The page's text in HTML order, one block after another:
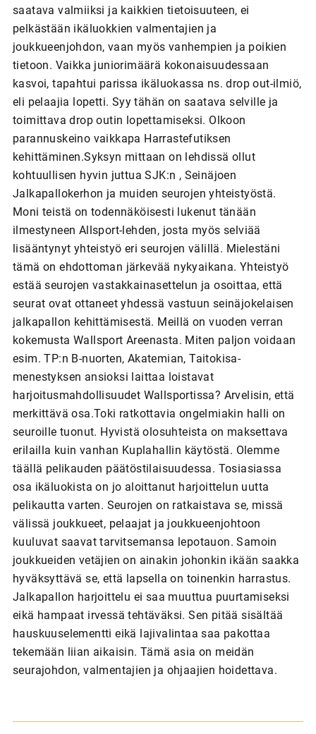
saatava valmiiksi ja kaikkien tietoisuuteen, ei
pelkästään ikäluokkien valmentajien ja
joukkueenjohdon, vaan myös vanhempien ja poikien
tietoon. Vaikka juniorimäärä kokonaisuudessaan
kasvoi, tapahtui parissa ikäluokassa ns. drop out-ilmiö,
eli pelaajia lopetti. Syy tähän on saatava selville ja
toimittava drop outin lopettamiseksi. Olkoon
parannuskeino vaikkapa Harrastefutiksen
kehittäminen.Syksyn mittaan on lehdissä ollut
kohtuullisen hyvin juttua SJK:n , Seinäjoen
Jalkapallokerhon ja muiden seurojen yhteistyöstä.
Moni teistä on todennäköisesti lukenut tänään
ilmestyneen Allsport-lehden, josta myös selviää
lisääntynyt yhteistyö eri seurojen välillä. Mielestäni
tämä on ehdottoman järkevää nykyaikana. Yhteistyö
estää seurojen vastakkainasettelun ja osoittaa, että
seurat ovat ottaneet yhdessä vastuun seinäjokelaisen
jalkapallon kehittämisestä. Meillä on vuoden verran
kokemusta Wallsport Areenasta. Miten paljon voidaan
esim. TP:n B-nuorten, Akatemian, Taitokisa-
menestyksen ansioksi laittaa loistavat
harjoitusmahdollisuudet Wallsportissa? Arvelisin, että
merkittävä osa.Toki ratkottavia ongelmiakin halli on
seuroille tuonut. Hyvistä olosuhteista on maksettava
erilailla kuin vanhan Kuplahallin käytöstä. Olemme
täällä pelikauden päätöstilaisuudessa. Tosiasiassa
osa ikäluokista on jo aloittanut harjoittelun uutta
pelikautta varten. Seurojen on ratkaistava se, missä
välissä joukkueet, pelaajat ja joukkueenjohtoon
kuuluvat saavat tarvitsemansa lepotauon. Samoin
joukkueiden vetäjien on ainakin johonkin ikään saakka
hyväksyttävä se, että lapsella on toinenkin harrastus.
Jalkapallon harjoittelu ei saa muuttua puurtamiseksi
eikä hampaat irvessä tehtäväksi. Sen pitää sisältää
hauskuuselementti eikä lajivalintaa saa pakottaa
tekemään liian aikaisin. Tämä asia on meidän
seurajohdon, valmentajien ja ohjaajien hoidettava.